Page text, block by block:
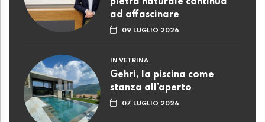
ad affascinare
09 LUGLIO 2026
IN VETRINA
Gehri, la piscina come
stanza all’aperto
07 LUGLIO 2026